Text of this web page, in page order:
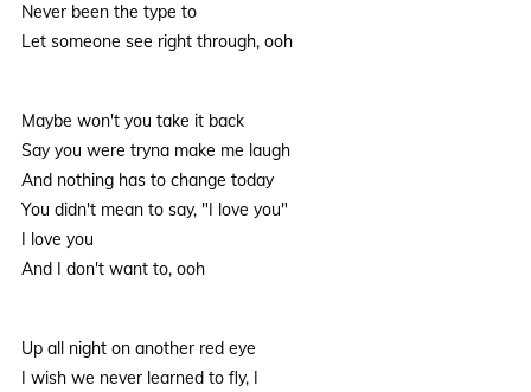
Never been the type to
Let someone see right through, ooh
Maybe won't you take it back
Say you were tryna make me laugh
And nothing has to change today
You didn't mean to say, "I love you"
I love you
And I don't want to, ooh
Up all night on another red eye
I wish we never learned to fly, I